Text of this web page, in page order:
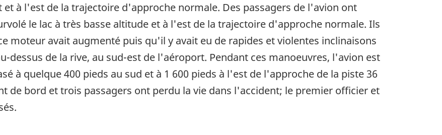
à l'est de la trajectoire d'approche normale. Des passagers de l'avion ont
le lac à très basse altitude et à l'est de la trajectoire d'approche normale. Ils
moteur avait augmenté puis qu'il y avait eu de rapides et violentes inclinaisons
dessus de la rive, au sud-est de l'aéroport. Pendant ces manoeuvres, l'avion est
à quelque 400 pieds au sud et à 1 600 pieds à l'est de l'approche de la piste 36
de bord et trois passagers ont perdu la vie dans l'accident; le premier officier et